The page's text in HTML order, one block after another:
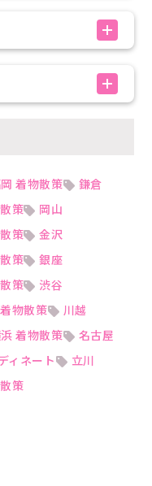
着物散策
鎌倉
策
岡山
策
金沢
策
銀座
策
渋谷
物散策
川越
着物散策
名古屋
ィネート
立川
策